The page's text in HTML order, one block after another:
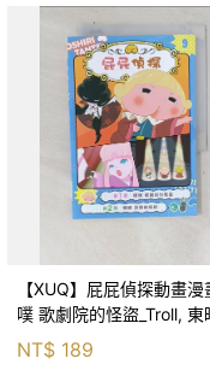
【XUQ】屁屁偵探動畫
噗 歌劇院的怪盜_Troll, 東
株式會社, 張東君
NT$ 189